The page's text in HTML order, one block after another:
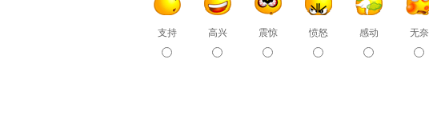
支持 高兴 震惊 愤怒 感动 无奈